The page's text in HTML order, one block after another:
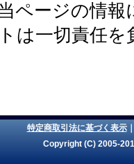
ページの情
は一切責任を
特定商取引法に基づく表示
Copyright (C) 2005-